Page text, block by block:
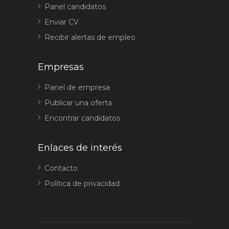
Panel candidatos
Enviar CV
Recibir alertas de empleo
Empresas
Panel de empresa
Publicar una oferta
Encontrar candidatos
Enlaces de interés
Contacto
Política de privacidad